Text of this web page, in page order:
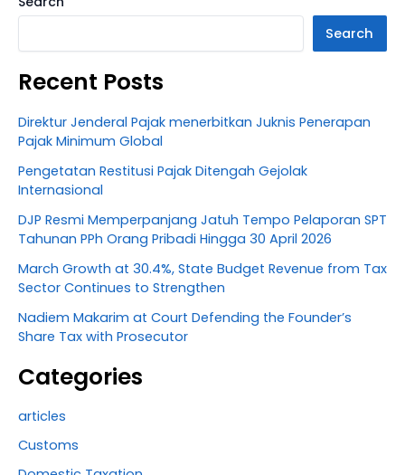
Search
Recent Posts
Direktur Jenderal Pajak menerbitkan Juknis Penerapan
Pajak Minimum Global
Pengetatan Restitusi Pajak Ditengah Gejolak
Internasional
DJP Resmi Memperpanjang Jatuh Tempo Pelaporan SPT
Tahunan PPh Orang Pribadi Hingga 30 April 2026
March Growth at 30.4%, State Budget Revenue from Tax
Sector Continues to Strengthen
Nadiem Makarim at Court Defending the Founder’s
Share Tax with Prosecutor
Categories
articles
Customs